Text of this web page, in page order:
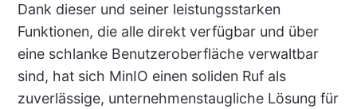
Dank dieser und seiner leistungsstarken
Funktionen, die alle direkt verfügbar und über
eine schlanke Benutzeroberfläche verwaltbar
sind, hat sich MinIO einen soliden Ruf als
zuverlässige, unternehmenstaugliche Lösung für